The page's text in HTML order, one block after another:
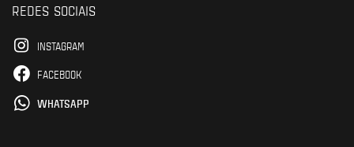
REDES SOCIAIS
INSTAGRAM
FACEBOOK
WHATSAPP